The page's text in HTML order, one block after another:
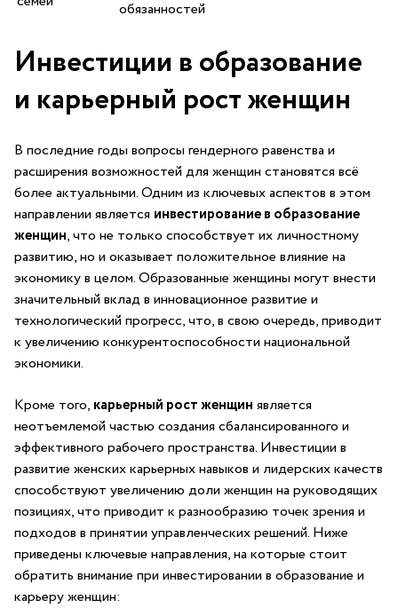
⁣обязанностей
Инвестиции в образование
и карьерный ‍рост женщин
В последние годы вопросы ‍гендерного равенства ⁢и‌
расширения ‍возможностей для женщин⁢ становятся всё⁤
более актуальными. Одним из ключевых‍ аспектов в этом
направлении ⁣является инвестирование в образование
‍женщин, что не ‌только ⁣способствует⁣ их ​личностному
развитию, но и ⁤оказывает ‍положительное⁤ влияние​ на⁣
экономику в целом. ​Образованные женщины могут внести
значительный вклад в ‍инновационное развитие‍ и
технологический прогресс, что, в⁤ свою очередь, приводит
к увеличению конкурентоспособности ​национальной
экономики.
Кроме того,⁣ карьерный рост женщин является
⁣неотъемлемой⁣ частью создания сбалансированного и
эффективного рабочего ⁢пространства. Инвестиции в
развитие женских ‍карьерных навыков и лидерских качеств
способствуют увеличению ‍доли женщин на руководящих
позициях, что приводит к разнообразию⁤ точек ​зрения и
подходов в принятии управленческих ‌решений. Ниже
приведены ‍ключевые направления, на которые стоит​
обратить внимание при инвестировании в образование и⁣
карьеру женщин: